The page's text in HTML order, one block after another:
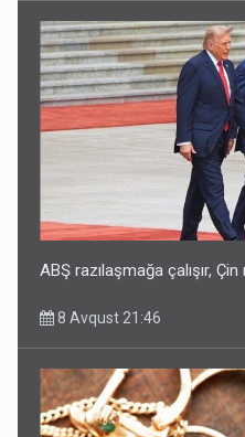
ABŞ razılaşmağa çalışır,
8 Avqust 21:46